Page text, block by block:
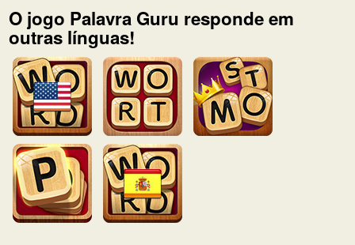
O jogo Palavra Guru responde em
outras línguas!